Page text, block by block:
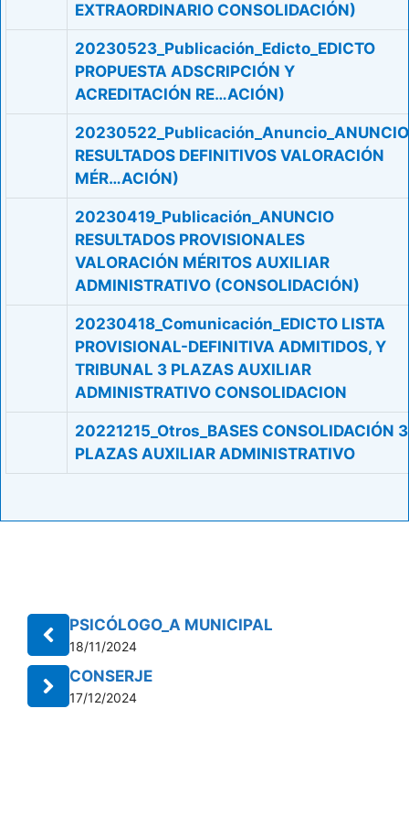
EXTRAORDINARIO CONSOLIDACIÓN)
20230523_Publicación_Edicto_EDICTO
PROPUESTA ADSCRIPCIÓN Y
ACREDITACIÓN RE…ACIÓN)
20230522_Publicación_Anuncio_ANUNCIO
RESULTADOS DEFINITIVOS VALORACIÓN
MÉR…ACIÓN)
20230419_Publicación_ANUNCIO
RESULTADOS PROVISIONALES
VALORACIÓN MÉRITOS AUXILIAR
ADMINISTRATIVO (CONSOLIDACIÓN)
20230418_Comunicación_EDICTO LISTA
PROVISIONAL-DEFINITIVA ADMITIDOS, Y
TRIBUNAL 3 PLAZAS AUXILIAR
ADMINISTRATIVO CONSOLIDACION
20221215_Otros_BASES CONSOLIDACIÓN 3
PLAZAS AUXILIAR ADMINISTRATIVO
PSICÓLOGO_A MUNICIPAL
18/11/2024
CONSERJE
17/12/2024